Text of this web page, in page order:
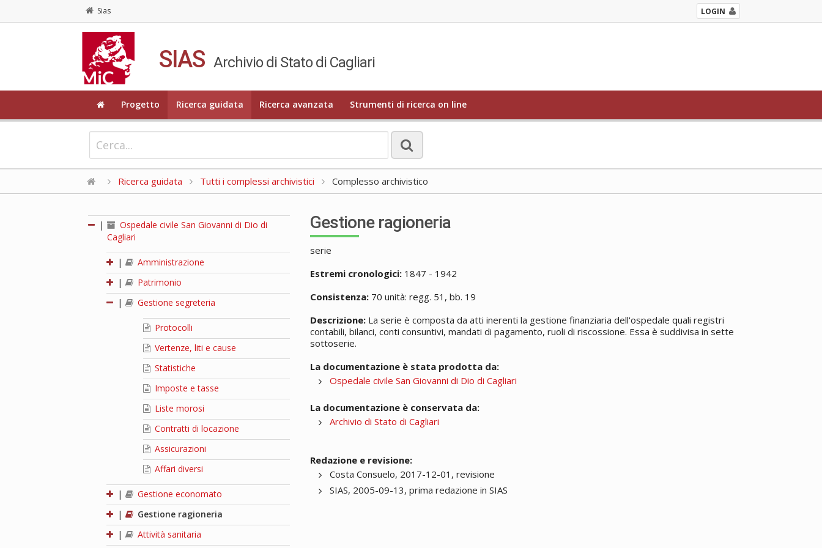
Sias LOGIN
SIAS Archivio di Stato di Cagliari
Progetto Ricerca guidata Ricerca avanzata Strumenti di ricerca on line
Ricerca guidata Tutti i complessi archivistici Complesso archivistico
|
Ospedale civile San Giovanni di Dio di
Cagliari
|
Amministrazione
|
Patrimonio
|
Gestione segreteria
Protocolli
Vertenze, liti e cause
Statistiche
Imposte e tasse
Liste morosi
Contratti di locazione
Assicurazioni
Affari diversi
|
Gestione economato
|
Gestione ragioneria
|
Attività sanitaria
Gestione ragioneria
serie
Estremi cronologici: 1847 - 1942
Consistenza: 70 unità: regg. 51, bb. 19
Descrizione: La serie è composta da atti inerenti la gestione finanziaria dell'ospedale quali registri
contabili, bilanci, conti consuntivi, mandati di pagamento, ruoli di riscossione. Essa è suddivisa in sette
sottoserie.
La documentazione è stata prodotta da:
Ospedale civile San Giovanni di Dio di Cagliari
La documentazione è conservata da:
Archivio di Stato di Cagliari
Redazione e revisione:
Costa Consuelo, 2017-12-01, revisione
SIAS, 2005-09-13, prima redazione in SIAS